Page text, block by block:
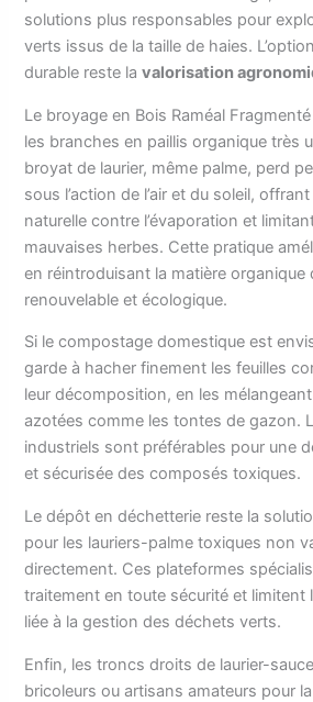
solutions plus responsables pour
verts issus de la taille de haies.
durable reste lavalorisation
Le broyage en Bois Raméal
les branches en paillis organique très
broyat de laurier, même palme, perd
sous l’action de l’air et du soleil,
naturelle contre l’évaporation et
mauvaises herbes. Cette pratique
en réintroduisant la matière organique
renouvelable et écologique.
Si le compostage domestique est
garde à hacher finement les feuilles
leur décomposition, en les
azotées comme les tontes de gazon.
industriels sont préférables pour une
et sécurisée des composés toxiques.
Le dépôt en déchetterie reste la
pour les lauriers-palme toxiques non
directement. Ces plateformes
traitement en toute sécurité et limitent
liée à la gestion des déchets verts.
Enfin, les troncs droits de laurier-
bricoleurs ou artisans amateurs pour